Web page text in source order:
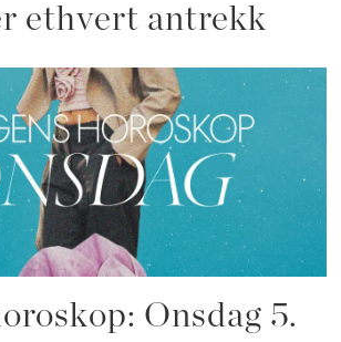
ethvert antrekk
Onsdag 5.